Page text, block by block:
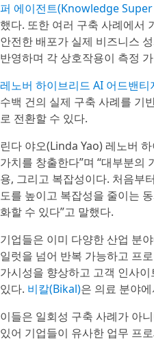
퍼 에이전트(Knowledge
했다. 또한 여러 구축 사례에서
안전한 배포가 실제 비즈니스
반영하며 각 상호작용이 측정
레노버 하이브리드 AI 어드밴티
수백 건의 실제 구축 사례를 기
로 전환할 수 있다.
린다 야오(Linda Yao) 레노버
가치를 창출한다”며 “대부분의
용, 그리고 복잡성이다. 처음부
도를 높이고 복잡성을 줄이는
화할 수 있다”고 말했다.
기업들은 이미 다양한 산업 분
일럿을 넘어 반복 가능하고 프
가시성을 향상하고 고객 인사
있다. 비칼(Bikal)은 의료 분야
이들은 일회성 구축 사례가 아
있어 기업들이 유사한 업무 프